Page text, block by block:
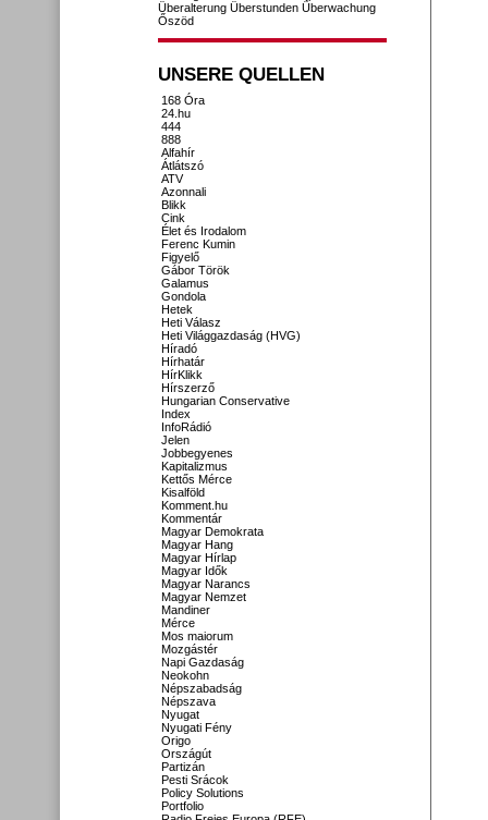
Überalterung Überstunden Überwachung
Őszöd
UNSERE QUELLEN
168 Óra
24.hu
444
888
Alfahír
Átlátszó
ATV
Azonnali
Blikk
Cink
Élet és Irodalom
Ferenc Kumin
Figyelő
Gábor Török
Galamus
Gondola
Hetek
Heti Válasz
Heti Világgazdaság (HVG)
Híradó
Hírhatár
HírKlikk
Hírszerző
Hungarian Conservative
Index
InfoRádió
Jelen
Jobbegyenes
Kapitalizmus
Kettős Mérce
Kisalföld
Komment.hu
Kommentár
Magyar Demokrata
Magyar Hang
Magyar Hírlap
Magyar Idők
Magyar Narancs
Magyar Nemzet
Mandiner
Mérce
Mos maiorum
Mozgástér
Napi Gazdaság
Neokohn
Népszabadság
Népszava
Nyugat
Nyugati Fény
Origo
Országút
Partizán
Pesti Srácok
Policy Solutions
Portfolio